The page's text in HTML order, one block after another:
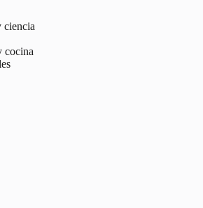
ciencia
cocina